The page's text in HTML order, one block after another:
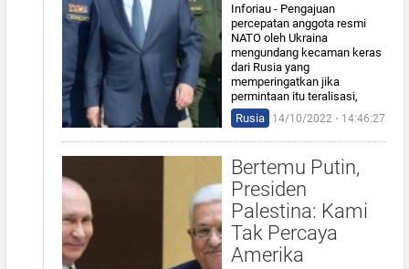
Inforiau - Pengajuan
percepatan anggota resmi
NATO oleh Ukraina
mengundang kecaman keras
dari Rusia yang
memperingatkan jika
permintaan itu teralisasi,
Rusia
14/10/2022 ⋅ 14:46:27
Bertemu Putin,
Presiden
Palestina: Kami
Tak Percaya
Amerika